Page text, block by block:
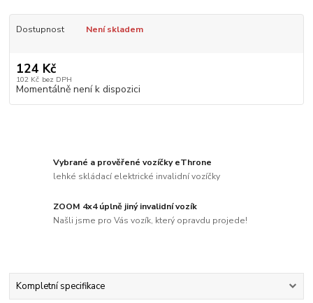
Dostupnost Není skladem
124 Kč
102 Kč bez DPH
Momentálně není k dispozici
Vybrané a prověřené vozíčky eThrone
lehké skládací elektrické invalidní vozíčky
ZOOM 4x4 úplně jiný invalidní vozík
Našli jsme pro Vás vozík, který opravdu projede!
Kompletní specifikace